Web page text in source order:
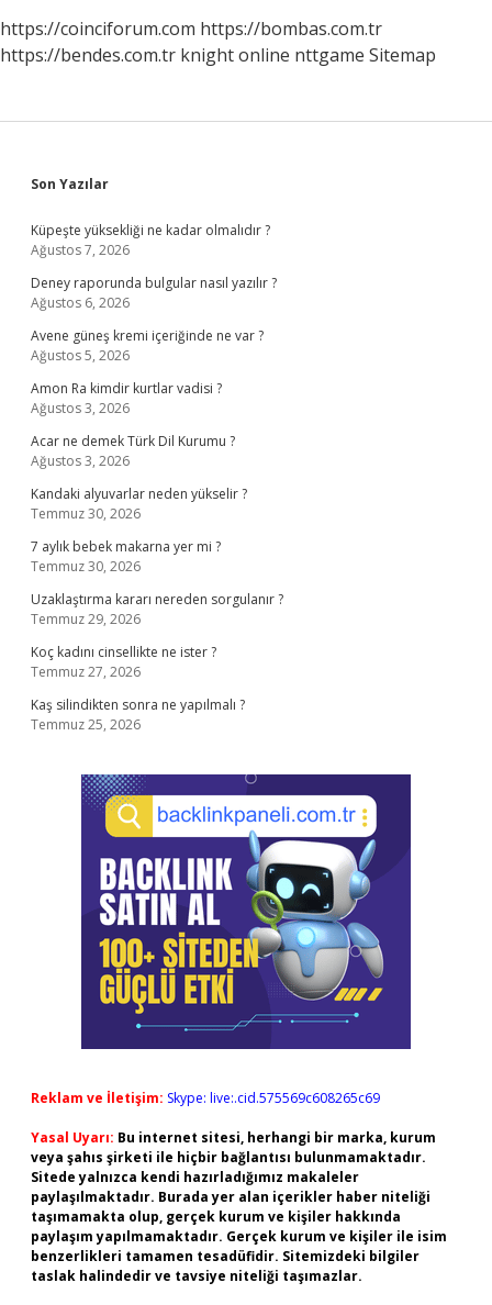
https://coinciforum.com https://bombas.com.tr
https://bendes.com.tr knight online nttgame Sitemap
Sidebar
Son Yazılar
Küpeşte yüksekliği ne kadar olmalıdır ?
Ağustos 7, 2026
Deney raporunda bulgular nasıl yazılır ?
Ağustos 6, 2026
Avene güneş kremi içeriğinde ne var ?
Ağustos 5, 2026
Amon Ra kimdir kurtlar vadisi ?
Ağustos 3, 2026
Acar ne demek Türk Dil Kurumu ?
Ağustos 3, 2026
Kandaki alyuvarlar neden yükselir ?
Temmuz 30, 2026
7 aylık bebek makarna yer mi ?
Temmuz 30, 2026
Uzaklaştırma kararı nereden sorgulanır ?
Temmuz 29, 2026
Koç kadını cinsellikte ne ister ?
Temmuz 27, 2026
Kaş silindikten sonra ne yapılmalı ?
Temmuz 25, 2026
Reklam ve İletişim: Skype: live:.cid.575569c608265c69
Yasal Uyarı: Bu internet sitesi, herhangi bir marka, kurum
veya şahıs şirketi ile hiçbir bağlantısı bulunmamaktadır.
Sitede yalnızca kendi hazırladığımız makaleler
paylaşılmaktadır. Burada yer alan içerikler haber niteliği
taşımamakta olup, gerçek kurum ve kişiler hakkında
paylaşım yapılmamaktadır. Gerçek kurum ve kişiler ile isim
benzerlikleri tamamen tesadüfidir. Sitemizdeki bilgiler
taslak halindedir ve tavsiye niteliği taşımazlar.